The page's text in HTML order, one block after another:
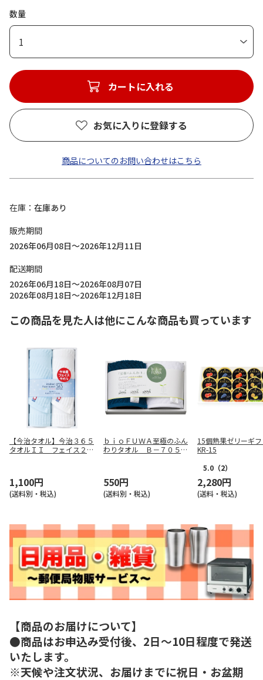
数量
1
カートに入れる
お気に入りに登録する
商品についてのお問い合わせはこちら
在庫
在庫あり
販売期間
2026年06月08日～2026年12月11日
配送期間
2026年06月18日～2026年08月07日
2026年08月18日～2026年12月18日
この商品を見た人は他にこんな商品も買っています
【今治タオル】今治３６５
タオルＩＩ フェイス２Ｐ
1,100円
(送料別・税込)
ｂｉｏＦＵＷＡ至極のふん
わりタオル Ｂ－７０５０
550円
(送料別・税込)
15個熟果ゼリーギ
KR-15
5.0 （2）
2,280円
(送料・税込)
【商品のお届けについて】
●商品はお申込み受付後、2日～10日程度で発送
いたします。
※天候や注文状況、お届けまでに祝日・お盆期